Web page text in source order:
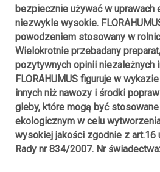
bezpiecznie używać w uprawach
niezwykle wysokie.
powodzeniem stosowany w
Wielokrotnie przebadany
pozytywnych opinii niezależnych
FLORAHUMUS figuruje w
innych niż nawozy i środki
gleby, które mogą być
ekologicznym w celu
wysokiej jakości zgodnie z
Rady nr 834/2007. Nr